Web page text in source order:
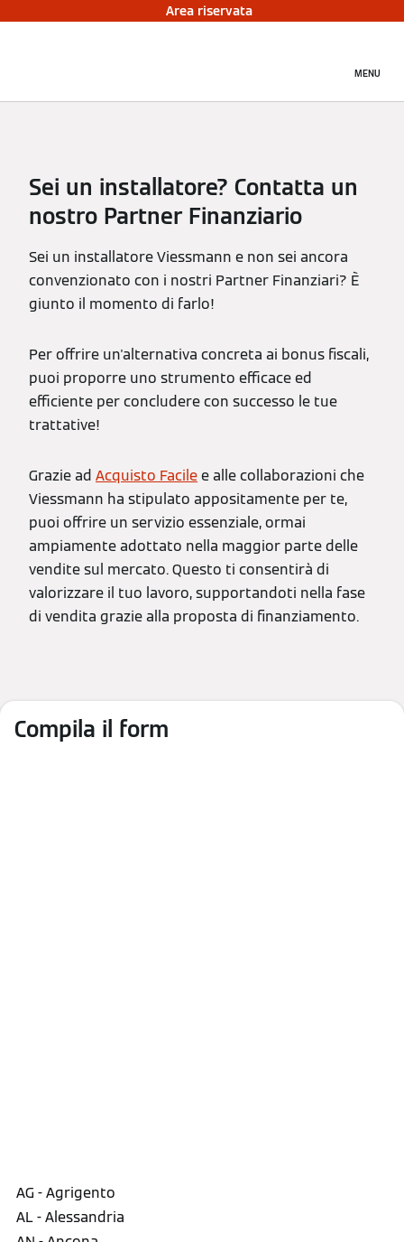
Area riservata
MENU
Sei un installatore? Contatta un
nostro Partner Finanziario
Sei un installatore Viessmann e non sei ancora
convenzionato con i nostri Partner Finanziari? È
giunto il momento di farlo!
Per offrire un'alternativa concreta ai bonus fiscali,
puoi proporre uno strumento efficace ed
efficiente per concludere con successo le tue
trattative!
Grazie ad Acquisto Facilee alle collaborazioni che
Viessmann ha stipulato appositamente per te,
puoi offrire un servizio essenziale, ormai
ampiamente adottato nella maggior parte delle
vendite sul mercato. Questo ti consentirà di
valorizzare il tuo lavoro, supportandoti nella fase
di vendita grazie alla proposta di finanziamento.
Compila il form